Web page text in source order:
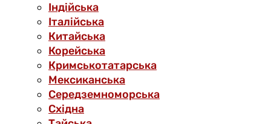
Індійська
Італійська
Китайська
Корейська
Кримськотатарська
Мексиканська
Середземноморська
Східна